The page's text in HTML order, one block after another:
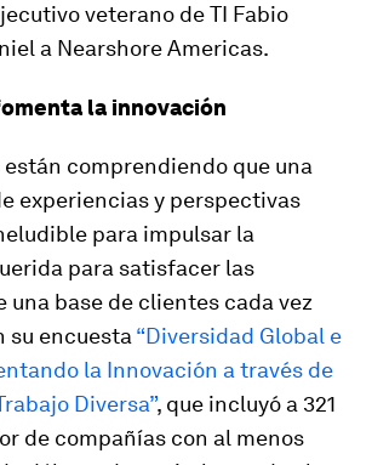
veterano de TI Fabio
a Nearshore Americas.
la innovación
comprendiendo que una
experiencias y perspectivas
para impulsar la
para satisfacer las
una base de clientes cada vez
su encuesta “Diversidad Global e
la Innovación a través de
Diversa”, que incluyó a 321
de compañías con al menos